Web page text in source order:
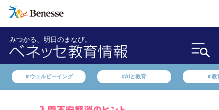
みつかる、明日のまなび。
＃ウェルビーイング #AIと教育 ＃教